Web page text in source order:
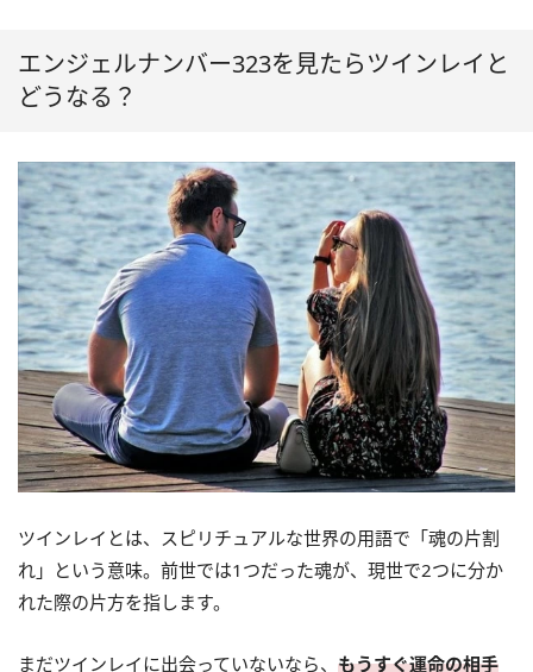
エンジェルナンバー323を見たらツインレイと
どうなる？
ツインレイとは、スピリチュアルな世界の用語で「魂の片割
れ」という意味。前世では1つだった魂が、現世で2つに分か
れた際の片方を指します。
まだツインレイに出会っていないなら、 もうすぐ運命の相手